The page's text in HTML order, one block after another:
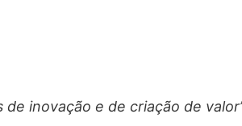
inovação e de criação de